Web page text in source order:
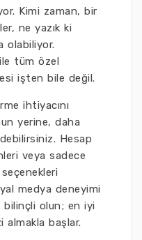
Kimi zaman, bir
ne yazık ki
olabiliyor.
tüm özel
işten bile değil.
ihtiyacını
yerine, daha
Hesap
veya sadece
medya deneyimi
bilinçli olun; en iyi
almakla başlar.